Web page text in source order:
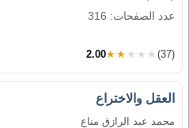
عدد الصفحات: 316
2.00★★★★★ (37)
العقل والاختراع
محمد عبد الرازق مناع